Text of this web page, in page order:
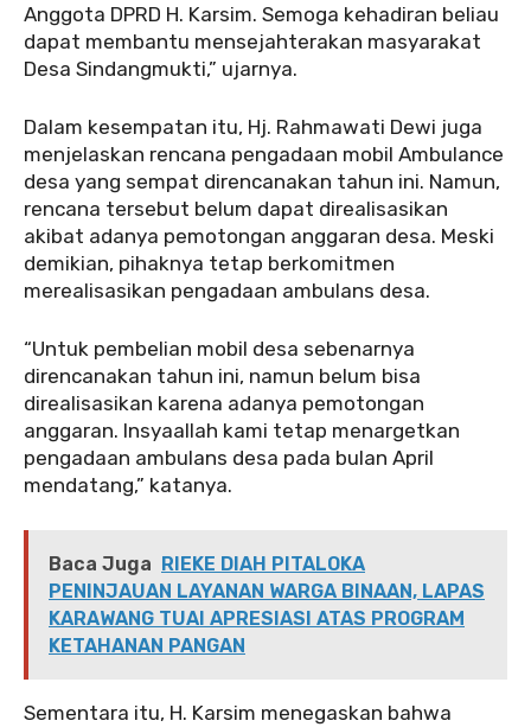
Anggota DPRD H. Karsim. Semoga kehadiran beliau
dapat membantu mensejahterakan masyarakat
Desa Sindangmukti,” ujarnya.
Dalam kesempatan itu, Hj. Rahmawati Dewi juga
menjelaskan rencana pengadaan mobil Ambulance
desa yang sempat direncanakan tahun ini. Namun,
rencana tersebut belum dapat direalisasikan
akibat adanya pemotongan anggaran desa. Meski
demikian, pihaknya tetap berkomitmen
merealisasikan pengadaan ambulans desa.
“Untuk pembelian mobil desa sebenarnya
direncanakan tahun ini, namun belum bisa
direalisasikan karena adanya pemotongan
anggaran. Insyaallah kami tetap menargetkan
pengadaan ambulans desa pada bulan April
mendatang,” katanya.
Baca Juga RIEKE DIAH PITALOKA
PENINJAUAN LAYANAN WARGA BINAAN, LAPAS
KARAWANG TUAI APRESIASI ATAS PROGRAM
KETAHANAN PANGAN
Sementara itu, H. Karsim menegaskan bahwa